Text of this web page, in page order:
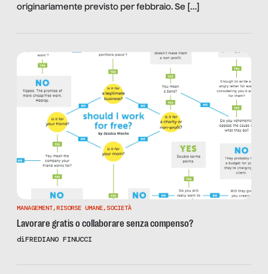
originariamente previsto per febbraio. Se […]
MANAGEMENT,RISORSE UMANE, SOCIETÀ
Lavorare gratis o collaborare senza compenso?
diFREDIANO FINUCCI